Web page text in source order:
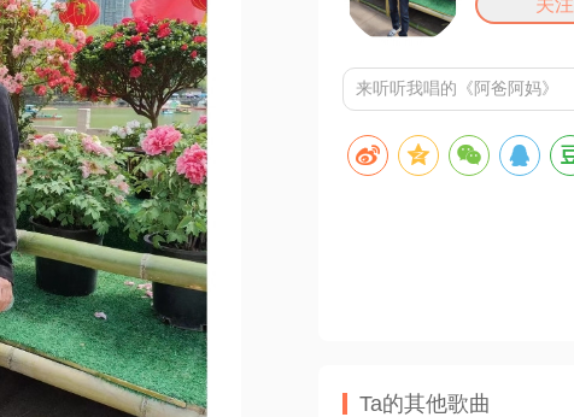
来听听我唱的《阿爸阿妈》
Ta的其他歌曲